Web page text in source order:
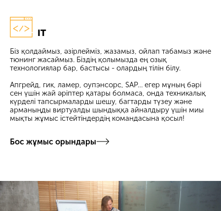
IT
Біз қолдаймыз, әзірлейміз, жазамыз, ойлап табамыз және
тюнинг жасаймыз. Біздің қолымызда ең озық
технологиялар бар, бастысы - олардың тілін білу.
Апгрейд, гик, ламер, оупэнсорс, SAP… егер мұның бәрі
сен үшін жай әріптер қатары болмаса, онда техникалық
күрделі тапсырмаларды шешу, багтарды түзеу және
арманыңды виртуалды шындыққа айналдыру үшін миы
мықты жұмыс істейтіндердің командасына қосыл!
Бос жұмыс орындары